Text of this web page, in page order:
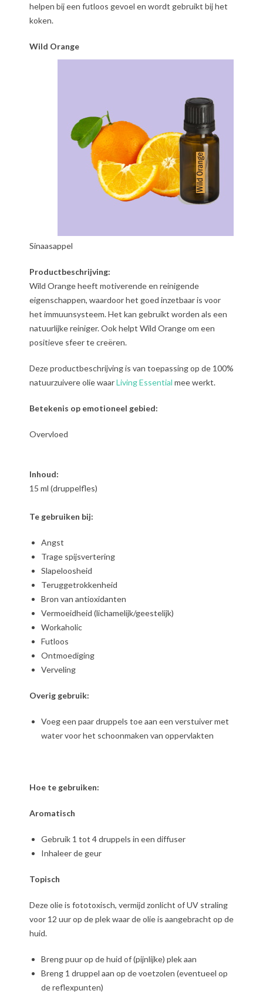
helpen bij een futloos gevoel en wordt gebruikt bij het
koken.
Wild Orange
Sinaasappel
Productbeschrijving:
Wild Orange heeft motiverende en reinigende
eigenschappen, waardoor het goed inzetbaar is voor
het immuunsysteem. Het kan gebruikt worden als een
natuurlijke reiniger. Ook helpt Wild Orange om een
positieve sfeer te creëren.
Deze productbeschrijving is van toepassing op de 100%
natuurzuivere olie waarLiving Essential mee werkt.
Betekenis op emotioneel gebied:
Overvloed
Inhoud:
15 ml (druppelfles)
Te gebruiken bij:
Angst
Trage spijsvertering
Slapeloosheid
Teruggetrokkenheid
Bron van antioxidanten
Vermoeidheid (lichamelijk/geestelijk)
Workaholic
Futloos
Ontmoediging
Verveling
Overig gebruik:
Voeg een paar druppels toe aan een verstuiver met
water voor het schoonmaken van oppervlakten
Hoe te gebruiken:
Aromatisch
Gebruik 1 tot 4 druppels in een diffuser
Inhaleer de geur
Topisch
Deze olie is fototoxisch, vermijd zonlicht of UV straling
voor 12 uur op de plek waar de olie is aangebracht op de
huid.
Breng puur op de huid of (pijnlijke) plek aan
Breng 1 druppel aan op de voetzolen (eventueel op
de reflexpunten)